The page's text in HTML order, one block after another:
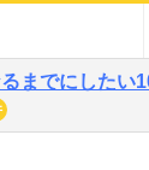
までにしたい